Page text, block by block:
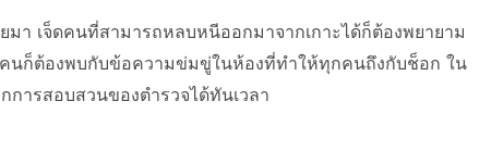
า เจ็ดคนที่สามารถหลบหนีออกมาจากเกาะได้ก็ต้องพยายาม
คนก็ต้องพบกับข้อความข่มขู่ในห้องที่ทำให้ทุกคนถึงกับช็อก ใน
ารสอบสวนของตำรวจได้ทันเวลา